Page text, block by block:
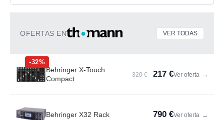
OFERTAS EN VER TODAS
-32%
Behringer X-Touch
Compact
320 € 217 €Ver oferta →
Behringer X32 Rack 790 €Ver oferta →